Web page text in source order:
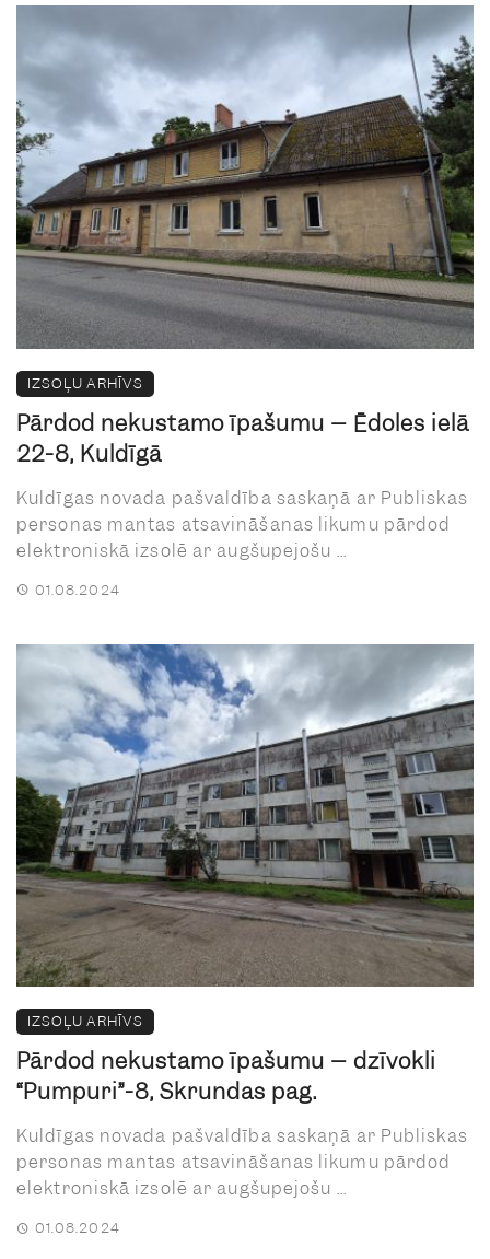
IZSOĻU ARHĪVS
Pārdod nekustamo īpašumu – Ēdoles ielā
22-8, Kuldīgā
Kuldīgas novada pašvaldība saskaņā ar Publiskas
personas mantas atsavināšanas likumu pārdod
elektroniskā izsolē ar augšupejošu ...
01.08.2024
IZSOĻU ARHĪVS
Pārdod nekustamo īpašumu – dzīvokli
“Pumpuri”-8, Skrundas pag.
Kuldīgas novada pašvaldība saskaņā ar Publiskas
personas mantas atsavināšanas likumu pārdod
elektroniskā izsolē ar augšupejošu ...
01.08.2024